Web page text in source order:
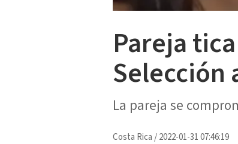
Pareja
Selección
La pareja se
Costa Rica /2022-01-31 07:46:19